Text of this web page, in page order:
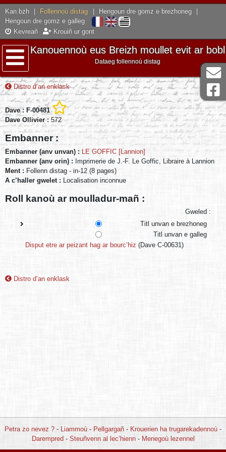
Kan.bzh Follennoù distag Hengoun dre gomz e brezhoneg
Hengoun dre gomz e galleg
Kevreañ
Krouiñ ur gont
Lañser
Kanouennoù eus Breizh moullet evit ar bobl
Dataeg follennoù distag
Distro d’an enklask
Dave : F-00481
Dave Ollivier :572
Embanner :
Embanner (anv unvan) : LE GOFFIC [Lannion]
Embanner (anv orin) : Imprimerie de J.-F. Le Goffic, Libraire à Lannion
Ment : Follenn distag - in-12 (8 pages)
A c’haller gwelet : Localisation inconnue
Roll kanoù ar moulladur-mañ :
Gweled :
Titl unvan e brezhoneg
Titl unvan e galleg
Disput etre ar peizant hag ar bourc’hiz (Dave C-00631)
Distro d’an enklask
Petra zo nevez ? - Liammoù - Pellgargañ - Krouerien ha trugarekadennoù -
Darempred- Steuñvenn al lec’hienn- Menegoù lezennel